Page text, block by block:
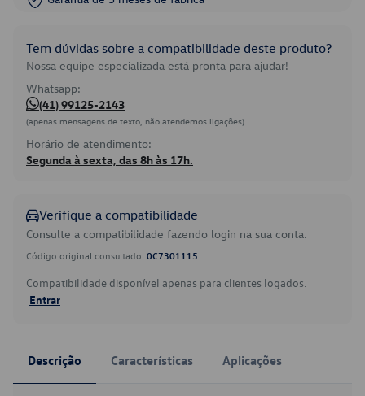
Tem dúvidas sobre a compatibilidade deste produto?
Nossa equipe especializada está pronta para ajudar!
Whatsapp:
(41) 99125-2143
(apenas mensagens de texto, não atendemos ligações)
Horário de atendimento:
Segunda à sexta, das 8h às 17h.
Verifique a compatibilidade
Consulte a compatibilidade fazendo login na sua conta.
Código original consultado: 0C7301115
Compatibilidade disponível apenas para clientes logados.
Entrar
Descrição Características Aplicações